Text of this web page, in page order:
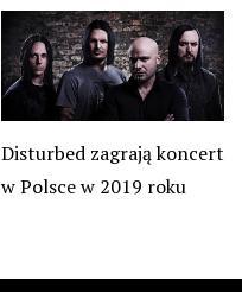
Disturbed zagrają koncert
w Polsce w 2019 roku